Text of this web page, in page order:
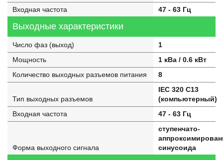
Входная частота
47 - 63 Гц
Выходные характеристики
Число фаз (выход)
1
Мощность
1 кВа / 0.6 кВт
Количество выходных разъемов питания
8
Тип выходных разъемов
IEC 320 C13
(компьютерный)
Входная частота
47 - 63 Гц
Форма выходного сигнала
ступенчато-
синусоида